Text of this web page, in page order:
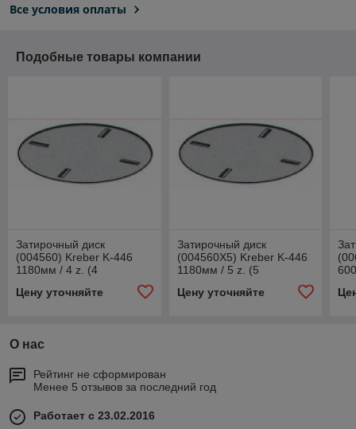
Все условия оплаты
Подобные товары компании
Затирочный диск
(004560) Kreber K-446
1180мм / 4 z. (4
Цену уточняйте
Затирочный диск
(004560X5) Kreber K-446
1180мм / 5 z. (5
Цену уточняйте
О нас
Рейтинг не сформирован
Менее 5 отзывов за последний год
Работает с 23.02.2016